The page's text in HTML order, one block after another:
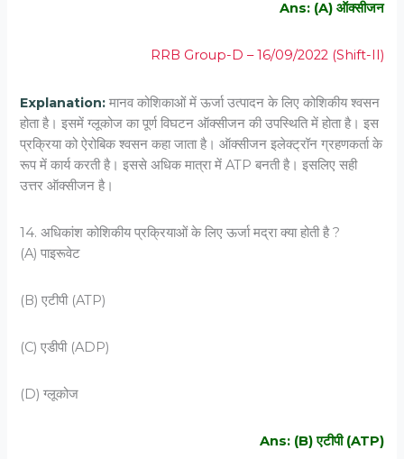
Ans: (A) ऑक्‍सीजन
RRB Group-D – 16/09/2022 (Shift-II)
Explanation:मानव कोशिकाओं में ऊर्जा उत्पादन के लिए कोशिकीय श्वसन
होता है। इसमें ग्लूकोज का पूर्ण विघटन ऑक्सीजन की उपस्थिति में होता है। इस
प्रक्रिया को ऐरोबिक श्वसन कहा जाता है। ऑक्सीजन इलेक्ट्रॉन ग्रहणकर्ता के
रूप में कार्य करती है। इससे अधिक मात्रा में ATP बनती है। इसलिए सही
उत्तर ऑक्सीजन है।
14. अधिकांश कोशिकीय प्रक्रियाओं के लिए ऊर्जा मद्रा क्‍या होती है ?
(A) पाइरूवेट
(B) एटीपी (ATP)
(C) एडीपी (ADP)
(D) ग्‍लूकोज
Ans: (B) एटीपी (ATP)